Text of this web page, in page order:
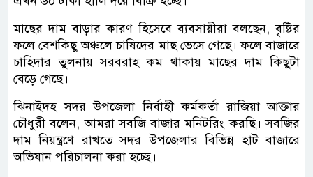
মাছের দাম বাড়ার কারণ হিসেবে ব্যবসায়ীরা বলছেন, বৃষ্টির
ফলে বেশকিছু অঞ্চলে চাষিদের মাছ ভেসে গেছে। ফলে বাজারে
চাহিদার তুলনায় সরবরাহ কম থাকায় মাছের দাম কিছুটা
বেড়ে গেছে।
ঝিনাইদহ সদর উপজেলা নির্বাহী কর্মকর্তা রাজিয়া আক্তার
চৌধুরী বলেন, আমরা সবজি বাজার মনিটরিং করছি। সবজির
দাম নিয়ন্ত্রণে রাখতে সদর উপজেলার বিভিন্ন হাট বাজারে
অভিযান পরিচালনা করা হচ্ছে।